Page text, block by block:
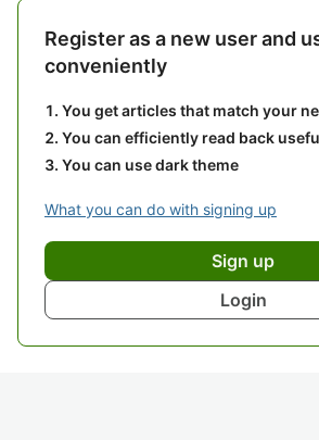
Register as a new user and
conveniently
You get articles that match your
You can efficiently read back
You can use dark theme
What you can do with signing up
Sign up
Login